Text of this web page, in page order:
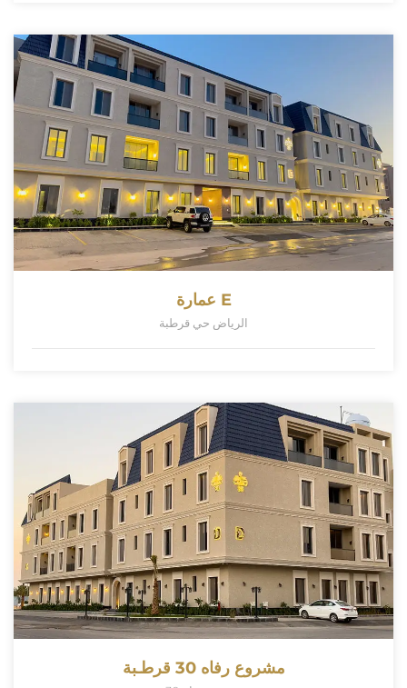
عمارة E
الرياض حي قرطبة
مشروع رفاه 30 قرطـبة